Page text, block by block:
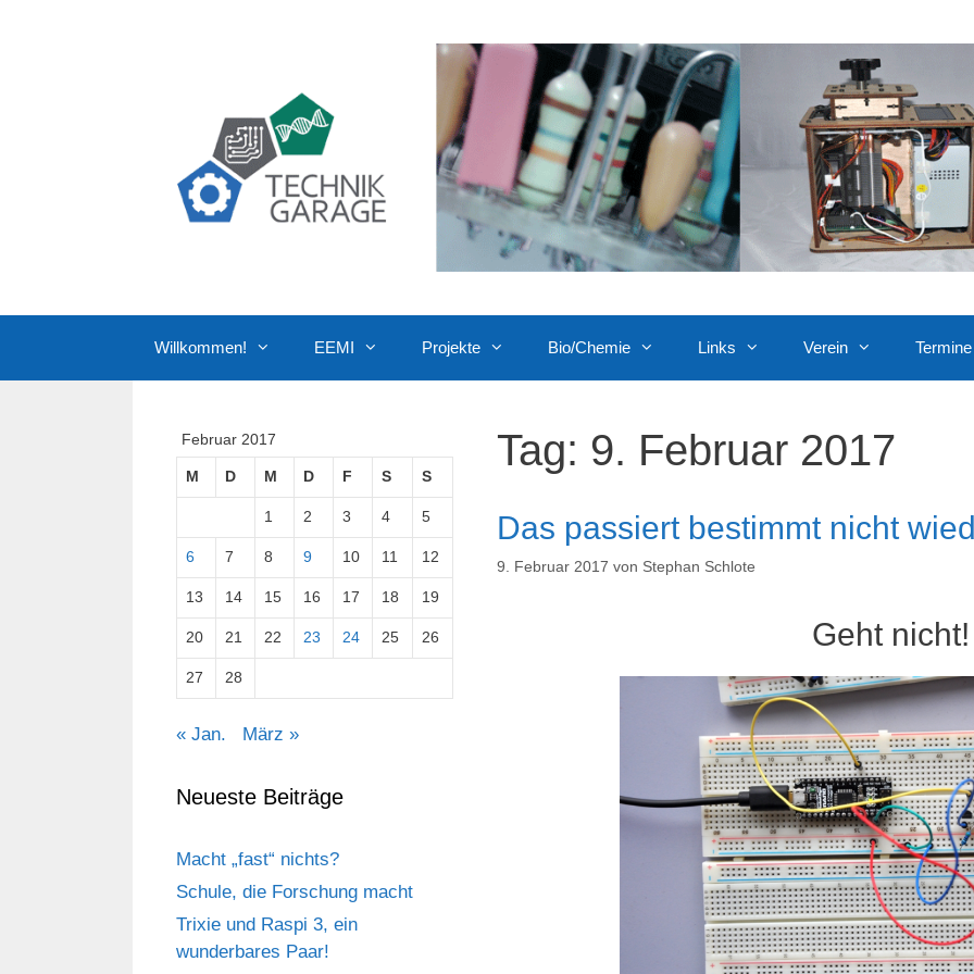
Willkommen! EEMI Projekte Bio/Chemie Links Verein Termine
Tag: 9. Februar 2017
Das passiert bestimmt nicht
9. Februar 2017 von Stephan Schlote
Geht nicht!
Februar 2017
M D M D F S S
1 2 3 4 5
6 7 8 9 10 11 12
13 14 15 16 17 18 19
20 21 22 23 24 25 26
27 28
« Jan. März »
Neueste Beiträge
Macht „fast“ nichts?
Schule, die Forschung macht
Trixie und Raspi 3, ein
wunderbares Paar!